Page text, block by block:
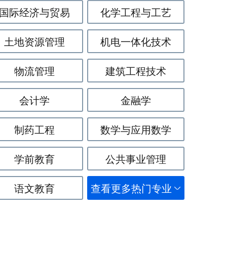
国际经济与贸易 化学工程与工艺
土地资源管理 机电一体化技术
物流管理 建筑工程技术
会计学 金融学
制药工程 数学与应用数学
学前教育 公共事业管理
语文教育 查看更多热门专业